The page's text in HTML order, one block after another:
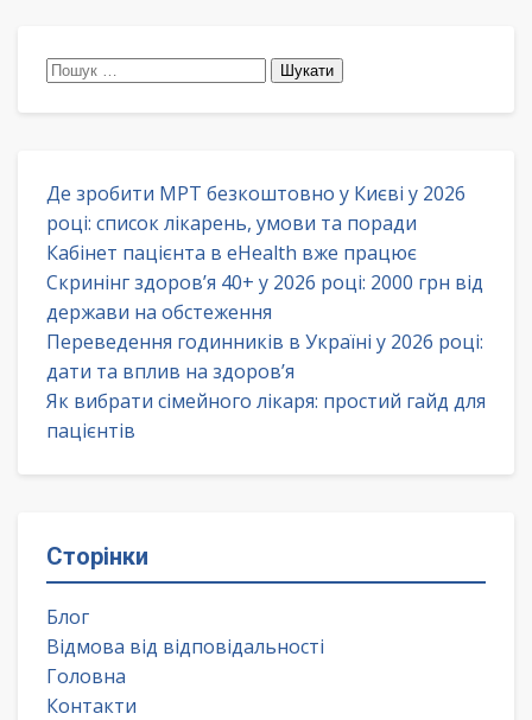
Пошук:
Де зробити МРТ безкоштовно у Києві у 2026
році: список лікарень, умови та поради
Кабінет пацієнта в eHealth вже працює
Скринінг здоров’я 40+ у 2026 році: 2000 грн від
держави на обстеження
Переведення годинників в Україні у 2026 році:
дати та вплив на здоров’я
Як вибрати сімейного лікаря: простий гайд для
пацієнтів
Сторінки
Блог
Відмова від відповідальності
Головна
Контакти